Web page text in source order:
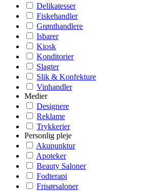
Delikatesser
Fiskehandler
Grønthandlere
Isbarer
Kiosk
Konditorier
Slagter
Slik & Konfekture
Vinhandler
Medier
Designere
Reklame
Trykkerier
Personlig pleje
Akupunktur
Apoteker
Beauty Saloner
Fodterapi
Frisørsaloner